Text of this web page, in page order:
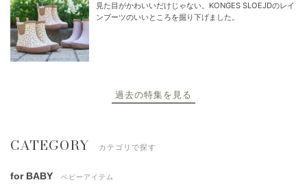
見た目がかわいいだけじゃない。KONGES SLOEJDのレイ
ンブーツのいいところを掘り下げました。
過去の特集を見る
CATEGORY カテゴリで探す
for BABY ベビーアイテム